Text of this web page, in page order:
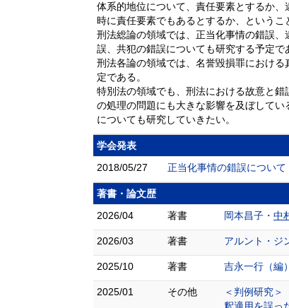
体系的地位について、責任要素とするか
時に責任要素でもあるとするか、というこ
刑法総論の領域では、正当化事情の錯誤
誤、共犯の錯誤についても研究する予定で
刑法各論の領域では、名誉毀損罪におけ
定である。
特別法の領域でも、刑法における故意と
の処理の問題にも大きな影響を及ぼして
についても研究していきたい。
学会発表
2018/05/27
正当化事情の錯誤につい
著書・論文歴
2026/04
著書 岡本昌子・ 中
2026/03 著書 アルント・ジ
2025/10 著書 吉永一行（編）
2025/01 その他
＜判例研究＞